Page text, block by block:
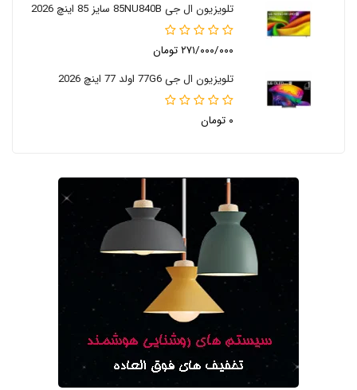
تلویزیون ال جی 85NU840B سایز 85 اینچ 2026
۲۷۱/۰۰۰/۰۰۰ تومان
تلویزیون ال جی 77G6 اولد 77 اینچ 2026
۰ تومان